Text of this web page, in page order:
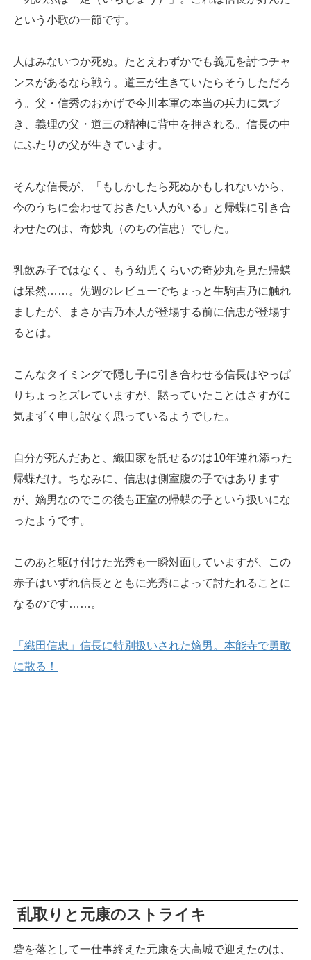
という小歌の一節です。
人はみないつか死ぬ。たとえわずかでも義元を討つチャ
ンスがあるなら戦う。道三が生きていたらそうしただろ
う。父・信秀のおかげで今川本軍の本当の兵力に気づ
き、義理の父・道三の精神に背中を押される。信長の中
にふたりの父が生きています。
そんな信長が、「もしかしたら死ぬかもしれないから、
今のうちに会わせておきたい人がいる」と帰蝶に引き合
わせたのは、奇妙丸（のちの信忠）でした。
乳飲み子ではなく、もう幼児くらいの奇妙丸を見た帰蝶
は呆然……。先週のレビューでちょっと生駒吉乃に触れ
ましたが、まさか吉乃本人が登場する前に信忠が登場す
るとは。
こんなタイミングで隠し子に引き合わせる信長はやっぱ
りちょっとズレていますが、黙っていたことはさすがに
気まずく申し訳なく思っているようでした。
自分が死んだあと、織田家を託せるのは10年連れ添った
帰蝶だけ。ちなみに、信忠は側室腹の子ではあります
が、嫡男なのでこの後も正室の帰蝶の子という扱いにな
ったようです。
このあと駆け付けた光秀も一瞬対面していますが、この
赤子はいずれ信長とともに光秀によって討たれることに
なるのです……。
「織田信忠」信長に特別扱いされた嫡男。本能寺で勇敢
に散る！
乱取りと元康のストライキ
砦を落として一仕事終えた元康を大高城で迎えたのは、